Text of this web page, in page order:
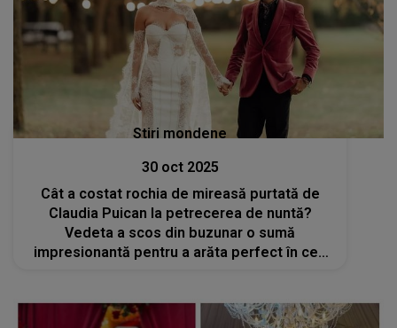
Stiri mondene
30 oct 2025
Cât a costat rochia de mireasă purtată de
Claudia Puican la petrecerea de nuntă?
Vedeta a scos din buzunar o sumă
impresionantă pentru a arăta perfect în cea